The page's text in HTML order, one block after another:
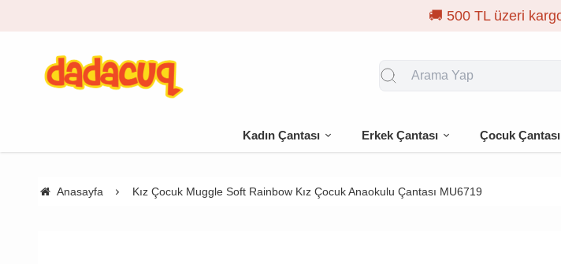
Kadın Çantası Erkek Çantası Çocuk Çantası
Anasayfa Kız Çocuk Muggle Soft Rainbow Kız Çocuk Anaokulu Çantası MU6719